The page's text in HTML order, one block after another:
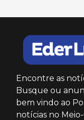
Encontre as
Busque ou
bem vindo ao
notícias no